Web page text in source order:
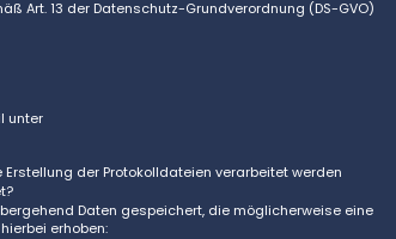
Art. 13 der Datenschutz-Grundverordnung (DS-GVO)
unter
der Protokolldateien verarbeitet werden
Daten gespeichert, die möglicherweise eine
erhoben: